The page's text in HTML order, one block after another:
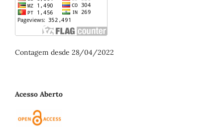
Contagem desde 28/04/2022
Acesso Aberto